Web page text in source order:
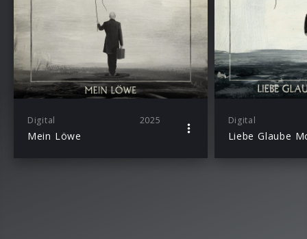
Digital 2025
Mein Löwe
Digital
Liebe Glaube